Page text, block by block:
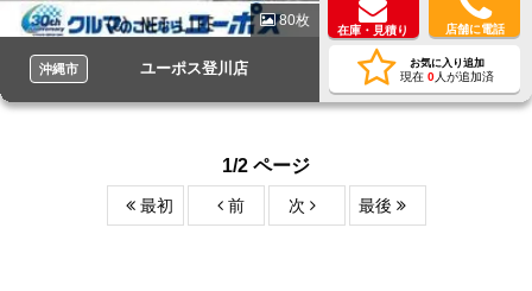
80枚
沖縄市 ユーポス登川店
在庫・見積り 店舗に電話
お気に入り追加
現在 0人が追加済
1/2 ページ
最初 前 次 最後